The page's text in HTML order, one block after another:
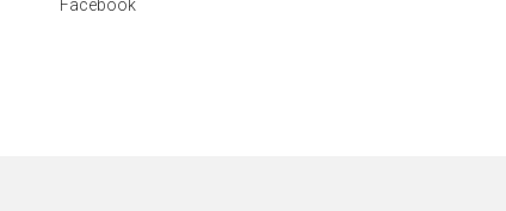
Facebook